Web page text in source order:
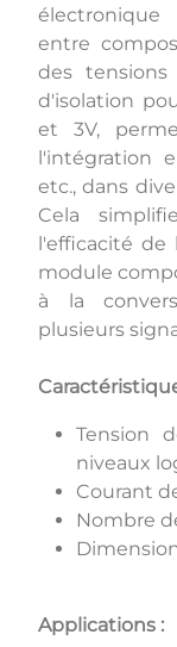
entre
des
d'isolation
et 3V,
l'intégration
etc., dans
Cela
l'efficacité de
module
à la
plusieurs
Tension
niveaux
Courant
Nombre
Applications :